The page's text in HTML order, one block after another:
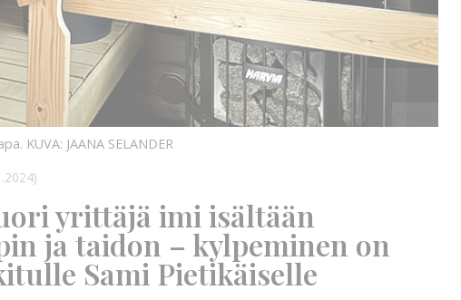
KUVA: JAANA SELANDER
yrittäjä imi isältään
ja taidon – kylpeminen on
Sami Pietikäiselle